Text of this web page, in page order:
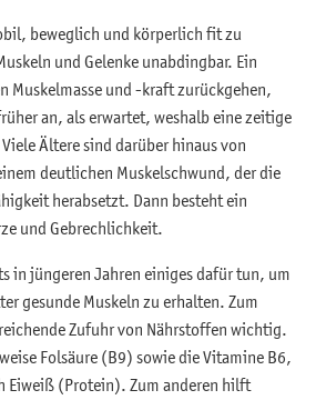
beweglich und körperlich fit zu
und Gelenke unabdingbar. Ein
Muskelmasse und -kraft zurückgehen,
an, als erwartet, weshalb eine zeitige
Ältere sind darüber hinaus von
deutlichen Muskelschwund, der die
herabsetzt. Dann besteht ein
und Gebrechlichkeit.
in jüngeren Jahren einiges dafür tun, um
gesunde Muskeln zu erhalten. Zum
Zufuhr von Nährstoffen wichtig.
Folsäure (B9) sowie die Vitamine B6,
Eiweiß (Protein). Zum anderen hilft